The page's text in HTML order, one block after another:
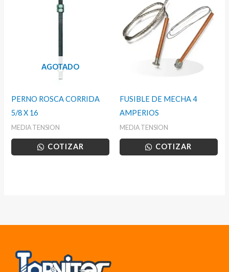
AGOTADO
PERNO ROSCA CORRIDA
5/8 X 16
MEDIA TENSION
COTIZAR
FUSIBLE DE MECHA 4
AMPERIOS
MEDIA TENSION
COTIZAR